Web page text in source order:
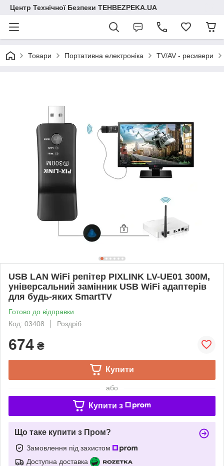
Центр Технічної Безпеки TEHBEZPEKA.UA
Товари Портативна електроніка TV/AV - ресивери
USB LAN WiFi репітер PIXLINK LV-UE01 300M,
універсальний замінник USB WiFi адаптерів
для будь-яких SmartTV
Готово до відправки
Код: 03408
Роздріб
674 ₴
Купити
або
Купити з
Що таке купити з Пром?
Замовлення під захистом
Доступна доставка